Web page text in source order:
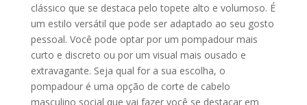
clássico que se destaca pelo topete alto e volumoso. É
um estilo versátil que pode ser adaptado ao seu gosto
pessoal. Você pode optar por um pompadour mais
curto e discreto ou por um visual mais ousado e
extravagante. Seja qual for a sua escolha, o
pompadour é uma opção de corte de cabelo
masculino social que vai fazer você se destacar em